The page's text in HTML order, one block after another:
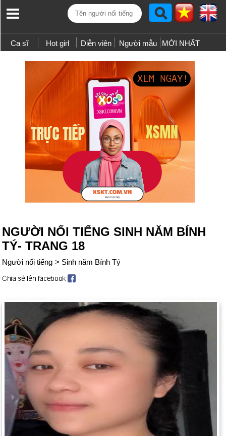
Ca sĩ Hot girl Diễn viên Người mẫu MỚI NHẤT
NGƯỜI NỔI TIẾNG SINH NĂM BÍNH
TÝ- TRANG 18
Người nổi tiếng > Sinh năm Bính Tý